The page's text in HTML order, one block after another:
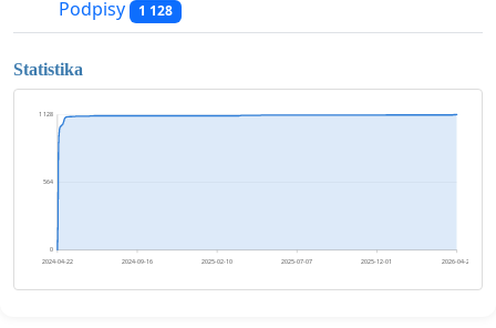
Podpisy 1 128
Statistika
0
564
1 128
2024-04-22 2024-09-16 2025-02-10 2025-07-07 2025-12-01 2026-04-27